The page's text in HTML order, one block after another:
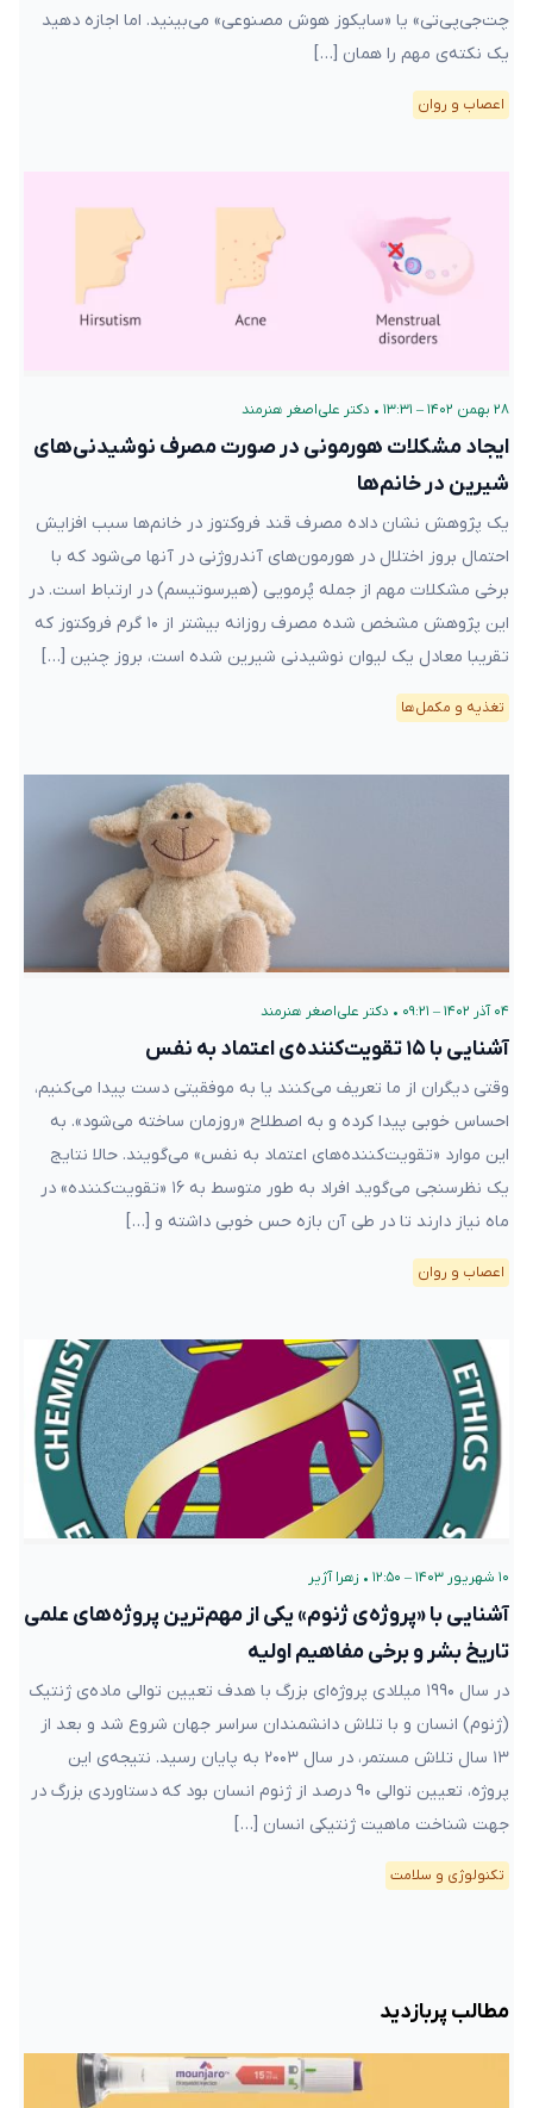
چت‌جی‌پی‌تی» یا «سایکوز هوش مصنوعی» می‌بینید. اما اجازه دهید
یک نکته‌ی مهم را همان […]
اعصاب و روان
۲۸ بهمن ۱۴۰۲ – ۱۳:۳۱ • دکتر علی‌اصغر هنرمند
ایجاد مشکلات هورمونی در صورت مصرف نوشیدنی‌های
شیرین در خانم‌ها
یک پژوهش نشان داده مصرف قند فروکتوز در خانم‌ها سبب افزایش
احتمال بروز اختلال در هورمون‌های آندروژنی در آنها می‌شود که با
برخی مشکلات مهم از جمله پُرمویی (هیرسوتیسم) در ارتباط است. در
این پژوهش مشخص شده مصرف روزانه بیشتر از ۱۰ گرم فروکتوز که
تقریبا معادل یک لیوان نوشیدنی شیرین شده است، بروز چنین […]
تغذیه و مکمل‌ها
۰۴ آذر ۱۴۰۲ – ۰۹:۲۱ • دکتر علی‌اصغر هنرمند
آشنایی با ۱۵ تقویت‌کننده‌ی اعتماد به نفس
وقتی دیگران از ما تعریف می‌کنند یا به موفقیتی دست پیدا می‌کنیم،
احساس خوبی پیدا کرده و به اصطلاح «روز‌مان ساخته می‌شود». به
این موارد «تقویت‌کننده‌های اعتماد به نفس» می‌گویند. حالا نتایج
یک نظرسنجی می‌گوید افراد به طور متوسط به ۱۶ «تقویت‌کننده» در
ماه نیاز دارند تا در طی آن بازه حس خوبی داشته و […]
اعصاب و روان
۱۰ شهریور ۱۴۰۳ – ۱۲:۵۰ • زهرا آژیر
آشنایی با «پروژه‌ی ژنوم» یکی از مهم‌ترین پروژه‌های علمی
تاریخ بشر و برخی مفاهیم اولیه
در سال ۱۹۹۰ میلادی پروژه‌ای بزرگ با هدف تعیین توالی ماده‌ی ژنتیک
(ژنوم) انسان و با تلاش دانشمندان سراسر جهان شروع شد و بعد از
۱۳ سال تلاش مستمر، در سال ۲۰۰۳ به پایان رسید. نتیجه‌ی این
پروژه، تعیین توالی ۹۰ درصد از ژنوم انسان بود که دستاوردی بزرگ در
جهت شناخت ماهیت ژنتیکی انسان […]
تکنولوژی و سلامت
مطالب پربازدید